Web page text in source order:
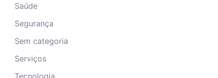
Saúde
Segurança
Sem categoria
Serviços
Tecnologia